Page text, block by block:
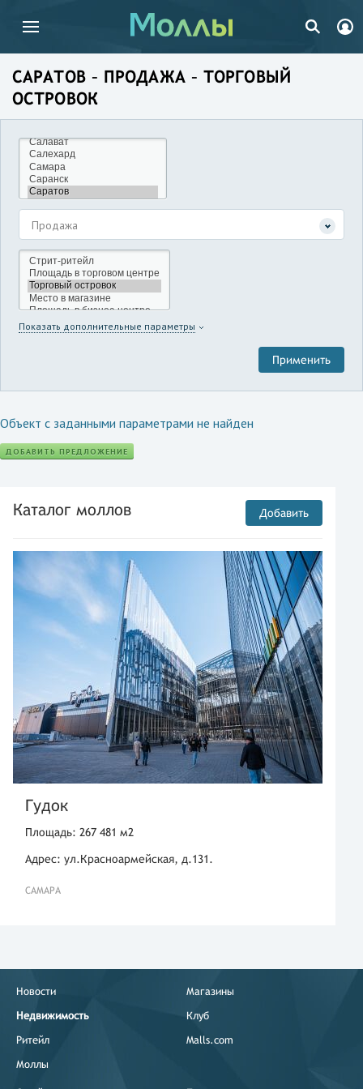
САРАТОВ – ПРОДАЖА – ТОРГОВЫЙ
ОСТРОВОК
Продажа
Показать дополнительные параметры
Объект с заданными параметрами не найден
ДОБАВИТЬ ПРЕДЛОЖЕНИЕ
Каталог моллов Добавить
Гудок
Площадь: 267 481 м2
Адрес: ул.Красноармейская, д.131.
САМАРА
Новости
Недвижимость
Ритейл
Моллы
Магазины
Клуб
Malls.com